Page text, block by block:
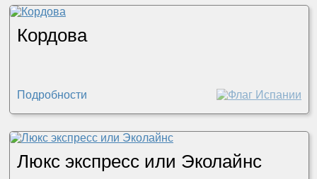
Кордова
Подробности
Люкс экспресс или Эколайнс